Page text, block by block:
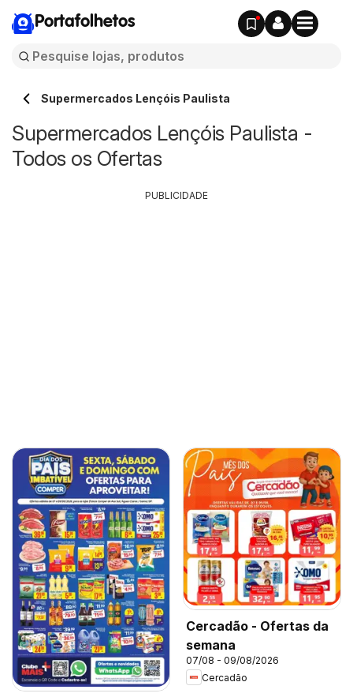
Portafolhetos
Supermercados Lençóis Paulista
Supermercados Lençóis Paulista -
Todos os Ofertas
Cercadão - Ofertas da
semana
07/08 - 09/08/2026
Cercadão
PUBLICIDADE